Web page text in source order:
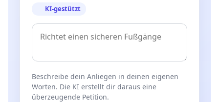
KI-gestützt
Beschreibe dein Anliegen in deinen eigenen
Worten. Die KI erstellt dir daraus eine
überzeugende Petition.